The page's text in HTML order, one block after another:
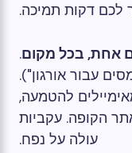
לכם דקות תמיכה.
אחת, בכל מקום.
עבור אורגון").
להטמעה,
הקופה. עקביות
עולה על נפח.